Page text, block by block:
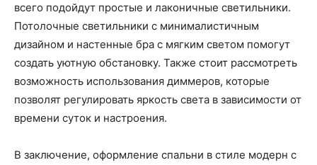
всего подойдут простые и лаконичные светильники.
Потолочные светильники с минималистичным
дизайном и настенные бра с мягким светом помогут
создать уютную обстановку. Также стоит рассмотреть
возможность использования диммеров, которые
позволят регулировать яркость света в зависимости от
времени суток и настроения.
В заключение, оформление спальни в стиле модерн с